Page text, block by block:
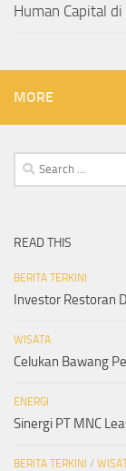
Human Capital
MORE
Search
for:
READ THIS
BERITA TERKINI
Investor Restoran
WISATA
Celukan Bawang
ENERGI
Sinergi PT MNC
BERITA TERKINI /